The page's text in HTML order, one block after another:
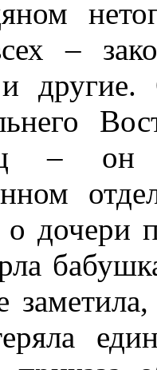
–
и
– он
дочери